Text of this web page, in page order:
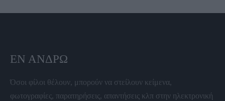
ΕΝ ΆΝΔΡΩ
Όσοι φίλοι θέλουν, μπορούν να στείλουν κείμενα,
φωτογραφίες, παρατηρήσεις, απαντήσεις κλπ στην ηλεκτρονική